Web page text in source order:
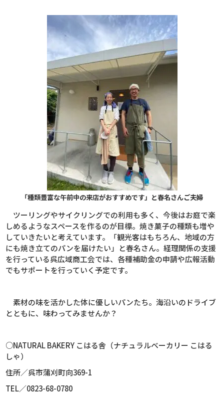
「種類豊富な午前中の来店がおすすめです」と春名さんご夫婦
ツーリングやサイクリングでの利用も多く、今後はお庭で楽
しめるようなスペースを作るのが目標。焼き菓子の種類も増や
していきたいと考えています。「観光客はもちろん、地域の方
にも焼き立てのパンを届けたい」と春名さん。経理関係の支援
を行っている呉広域商工会では、各種補助金の申請や広報活動
でもサポートを行っていく予定です。
素材の味を活かした体に優しいパンたち。海沿いのドライブ
とともに、味わってみませんか？
○NATURAL BAKERY こはる舎（ナチュラルベーカリー こはる
しゃ）
住所／呉市蒲刈町向369-1
TEL／0823-68-0780